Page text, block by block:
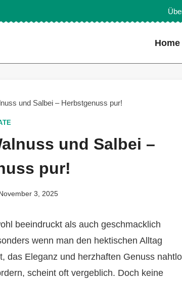
Home
und Salbei – Herbstgenuss pur!
und Salbei –
pur!
3, 2025
beeindruckt als auch geschmacklich
wenn man den hektischen Alltag
das Eleganz und herzhaften Genuss
scheint oft vergeblich. Doch keine